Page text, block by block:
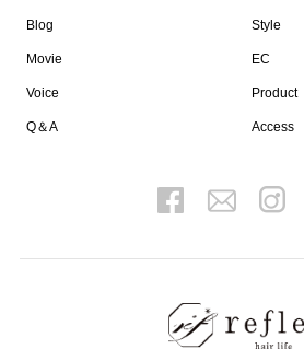
Blog Style
Movie EC
Voice Product
Q＆A Access